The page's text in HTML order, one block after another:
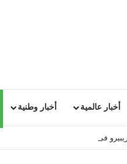
أخبار عالمية أخبار وطنية
في قادم الساعات